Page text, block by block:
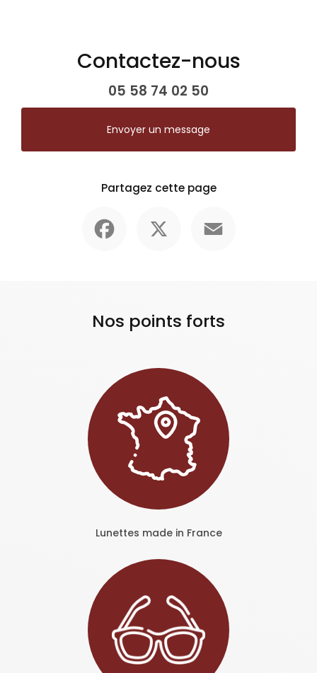
Contactez-nous
05 58 74 02 50
Envoyer un message
Partagez cette page
Nos points forts
Lunettes made in France